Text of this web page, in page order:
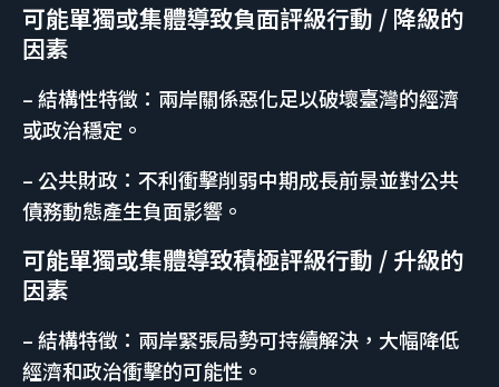
可能單獨或集體導致負面評級行動 / 降級的
因素
– 結構性特徵：兩岸關係惡化足以破壞臺灣的經濟
或政治穩定。
– 公共財政：不利衝擊削弱中期成長前景並對公共
債務動態產生負面影響。
可能單獨或集體導致積極評級行動 / 升級的
因素
– 結構特徵：兩岸緊張局勢可持續解決，大幅降低
經濟和政治衝擊的可能性。